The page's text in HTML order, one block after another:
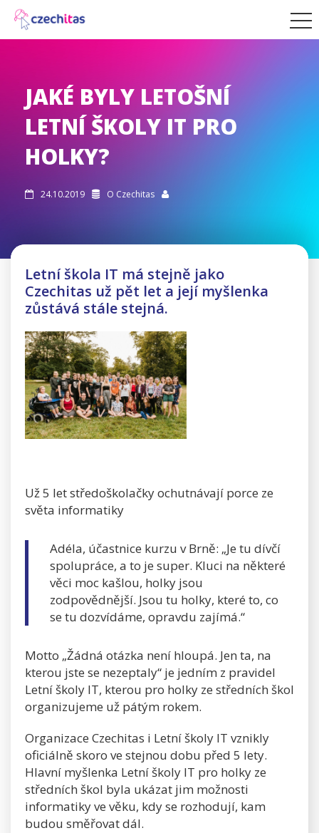
JAKÉ BYLY LETOŠNÍ
LETNÍ ŠKOLY IT PRO
HOLKY?
 24.10.2019  O Czechitas 
Letní škola IT má stejně jako
Czechitas už pět let a její myšlenka
zůstává stále stejná.
Už 5 let středoškolačky ochutnávají porce ze
světa informatiky
Adéla, účastnice kurzu v Brně: „Je tu dívčí
spolupráce, a to je super. Kluci na některé
věci moc kašlou, holky jsou
zodpovědnější. Jsou tu holky, které to, co
se tu dozvídáme, opravdu zajímá.“
Motto „Žádná otázka není hloupá. Jen ta, na
kterou jste se nezeptaly“ je jedním z pravidel
Letní školy IT, kterou pro holky ze středních škol
organizujeme už pátým rokem.
Organizace Czechitas i Letní školy IT vznikly
oficiálně skoro ve stejnou dobu před 5 lety.
Hlavní myšlenka Letní školy IT pro holky ze
středních škol byla ukázat jim možnosti
informatiky ve věku, kdy se rozhodují, kam
budou směřovat dál.